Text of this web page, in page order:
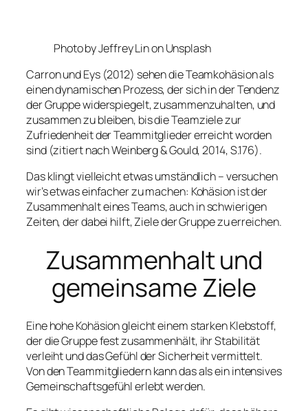
Photo by Jeffrey Lin on Unsplash
Carron und Eys (2012) sehen die Teamkohäsion als
einen dynamischen Prozess, der sich in der Tendenz
der Gruppe widerspiegelt, zusammenzuhalten, und
zusammen zu bleiben, bis die Teamziele zur
Zufriedenheit der Teammitglieder erreicht worden
sind (zitiert nach Weinberg & Gould, 2014, S.176).
Das klingt vielleicht etwas umständlich – versuchen
wir’s etwas einfacher zu machen: Kohäsion ist der
Zusammenhalt eines Teams, auch in schwierigen
Zeiten, der dabei hilft, Ziele der Gruppe zu erreichen.
Zusammenhalt und
gemeinsame Ziele
Eine hohe Kohäsion gleicht einem starken Klebstoff,
der die Gruppe fest zusammenhält, ihr Stabilität
verleiht und das Gefühl der Sicherheit vermittelt.
Von den Teammitgliedern kann das als ein intensives
Gemeinschaftsgefühl erlebt werden.